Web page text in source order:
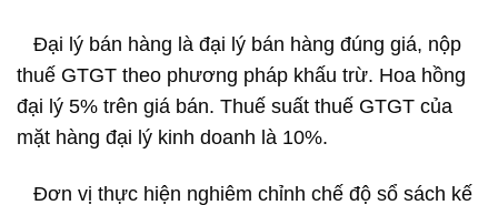
Đại lý bán hàng là đại lý bán hàng đúng giá, nộp
thuế GTGT theo phương pháp khấu trừ. Hoa hồng
đại lý 5% trên giá bán. Thuế suất thuế GTGT của
mặt hàng đại lý kinh doanh là 10%.
Đơn vị thực hiện nghiêm chỉnh chế độ sổ sách kế